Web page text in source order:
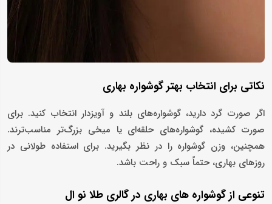
نکاتی برای انتخاب بهتر گوشواره بهاری
اگر صورت گرد دارید، گوشواره‌های بلند و آویزدار انتخاب کنید. برای
صورت کشیده، گوشواره‌های حلقه‌ای یا میخی بزرگ‌تر مناسب‌ترند.
همچنین، وزن گوشواره را در نظر بگیرید. برای استفاده طولانی در
روزهای بهاری، حتماً سبک و راحت باشد.
تنوعی از گوشواره های بهاری در گالری طلا نو ال